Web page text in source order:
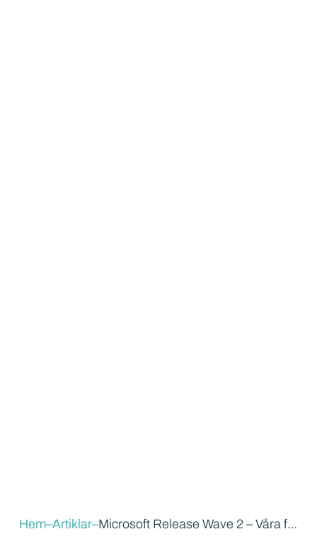
Hem–Artiklar– Microsoft Release Wave 2 – Våra favoriter